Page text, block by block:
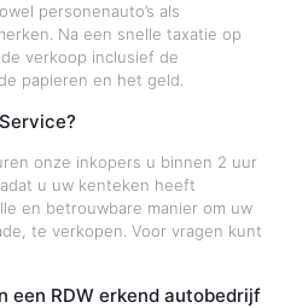
personenauto’s als
Na een snelle taxatie op
verkoop inclusief de
papieren en het geld.
onze inkopers u binnen 2 uur
u uw kenteken heeft
en betrouwbare manier om uw
te verkopen. Voor vragen kunt
een RDW erkend autobedrijf